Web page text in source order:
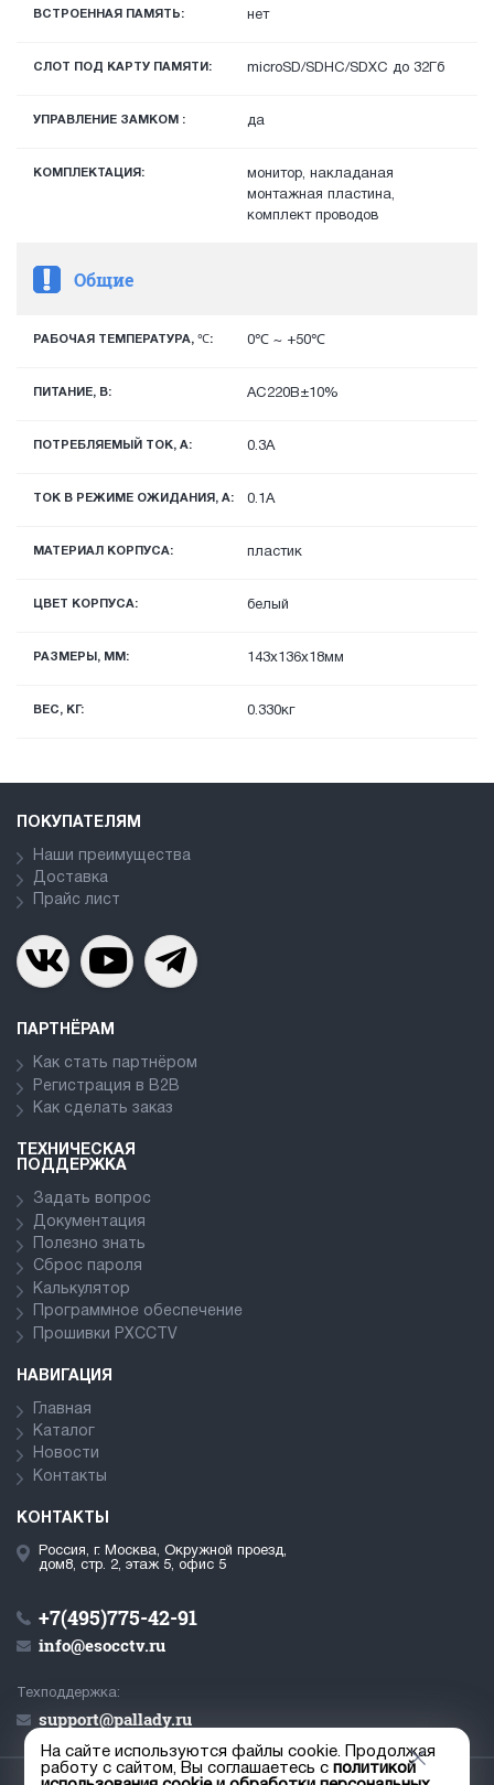
ВСТРОЕННАЯ ПАМЯТЬ: нет
СЛОТ ПОД КАРТУ ПАМЯТИ: microSD/SDHC/SDXC до 32Гб
УПРАВЛЕНИЕ ЗАМКОМ : да
КОМПЛЕКТАЦИЯ:
монитор, накладаная
монтажная пластина,
комплект проводов
Общие
РАБОЧАЯ ТЕМПЕРАТУРА, ℃: 0℃ ~ +50℃
ПИТАНИЕ, В: AC220В±10%
ПОТРЕБЛЯЕМЫЙ ТОК, А: 0.3A
ТОК В РЕЖИМЕ ОЖИДАНИЯ, A: 0.1A
МАТЕРИАЛ КОРПУСА: пластик
ЦВЕТ КОРПУСА: белый
РАЗМЕРЫ, ММ: 143х136х18мм
ВЕС, КГ: 0.330кг
ПОКУПАТЕЛЯМ
Наши преимущества
Доставка
Прайс лист
ПАРТНЁРАМ
Как стать партнёром
Регистрация в В2В
Как сделать заказ
ТЕХНИЧЕСКАЯ
ПОДДЕРЖКА
Задать вопрос
Документация
Полезно знать
Сброс пароля
Калькулятор
Программное обеспечение
Прошивки PXCCTV
НАВИГАЦИЯ
Главная
Каталог
Новости
Контакты
КОНТАКТЫ
Россия, г. Москва, Окружной проезд,
дом8, стр. 2, этаж 5, офис 5
+7(495)775-42-91
info@esocctv.ru
Техподдержка:
support@pallady.ru
На сайте используются файлы cookie. Продолжая
работу с сайтом, Вы соглашаетесь сполитикой